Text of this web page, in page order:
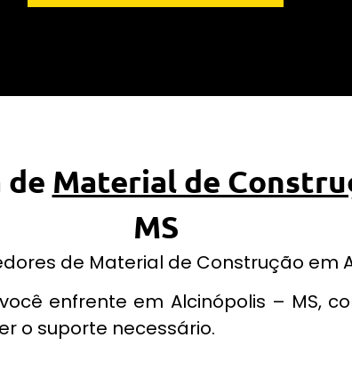
de Material de
MS
de Material de Construção em
enfrente em Alcinópolis – MS,
o suporte necessário.